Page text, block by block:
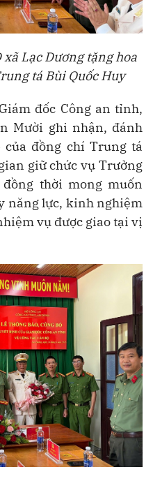
Lạc Dương tặng hoa
tá Bùi Quốc Huy
đốc Công an tỉnh,
Mười ghi nhận, đánh
của đồng chí Trung tá
giữ chức vụ Trưởng
thời mong muốn
năng lực, kinh nghiệm
vụ được giao tại vị